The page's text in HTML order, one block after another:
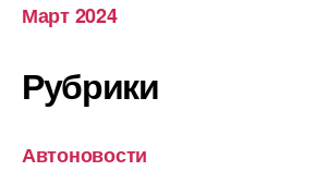
Март 2024
Рубрики
Автоновости